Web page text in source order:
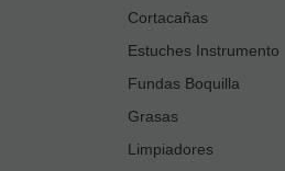
Cortacañas
Estuches Instrumento
Fundas Boquilla
Grasas
Limpiadores